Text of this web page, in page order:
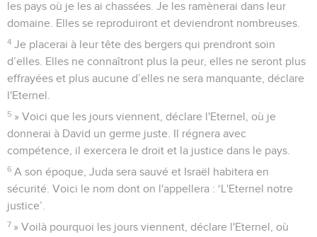
les pays où je les ai chassées. Je les ramènerai dans leur
domaine. Elles se reproduiront et deviendront nombreuses.
4 Je placerai à leur tête des bergers qui prendront soin
d’elles. Elles ne connaîtront plus la peur, elles ne seront plus
effrayées et plus aucune d’elles ne sera manquante, déclare
l'Eternel.
5 » Voici que les jours viennent, déclare l'Eternel, où je
donnerai à David un germe juste. Il régnera avec
compétence, il exercera le droit et la justice dans le pays.
6 A son époque, Juda sera sauvé et Israël habitera en
sécurité. Voici le nom dont on l'appellera : ‘L'Eternel notre
justice’.
7 » Voilà pourquoi les jours viennent, déclare l'Eternel, où